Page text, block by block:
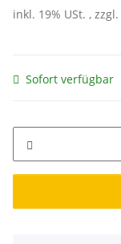
inkl. 19% USt. , zzgl.
Sofort verfügbar